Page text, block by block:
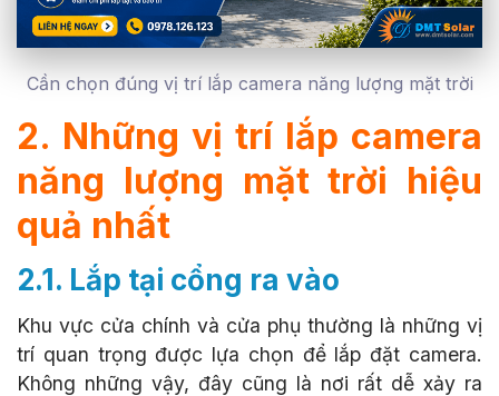
Cần chọn đúng vị trí lắp camera năng lượng mặt trời
2. Những vị trí lắp camera
năng lượng mặt trời hiệu
quả nhất
2.1. Lắp tại cổng ra vào
Khu vực cửa chính và cửa phụ thường là những vị
trí quan trọng được lựa chọn để lắp đặt camera.
Không những vậy, đây cũng là nơi rất dễ xảy ra